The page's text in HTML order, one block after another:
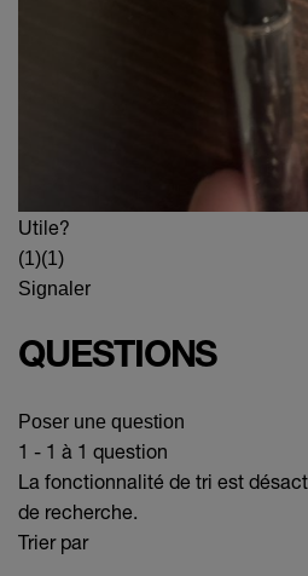
Utile?
(1)(1)
Signaler
QUESTIONS
Poser une question
1 - 1 à 1 question
La fonctionnalité de tri est
de recherche.
Trier par